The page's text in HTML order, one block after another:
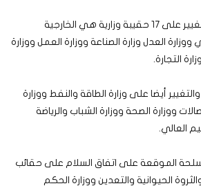
وحصلت قوى الحرية والتغيير على 17 حقيبة وزارية هي الخارجية
ووزارة العدل وزارة الصناعة ووزارة العمل ووزارة
التجارة.
أيضا على وزارة الطاقة والنفط ووزارة
ووزارة الصحة ووزارة الشباب والرياضة
العالي.
الموقعة على اتفاق السلام على حقائب
الحيوانية والتعدين ووزارة الحكم